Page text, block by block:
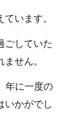
います。
ごしていた
せん。
年に一度の
いかがでし